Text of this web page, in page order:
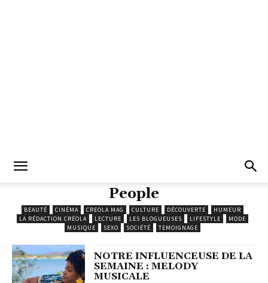
People
BEAUTÉ CINÉMA CREOLA MAG CULTURE DÉCOUVERTE
HUMEUR
LA RÉDACTION CRÉOLA
LECTURE LES BLOGUEUSES LIFESTYLE
MODE
MUSIQUE
SEXO SOCIÉTÉ TEMOIGNAGE
NOTRE INFLUENCEUSE DE LA
SEMAINE : MELODY
MUSICALE